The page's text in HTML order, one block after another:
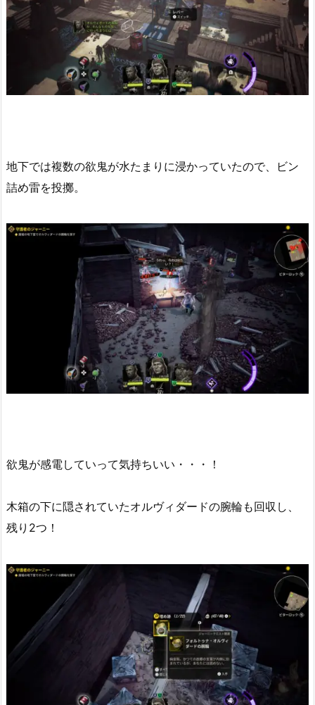
地下では複数の欲鬼が水たまりに浸かっていたので、ビン
詰め雷を投擲。
欲鬼が感電していって気持ちいい・・・！
木箱の下に隠されていたオルヴィダードの腕輪も回収し、
残り2つ！